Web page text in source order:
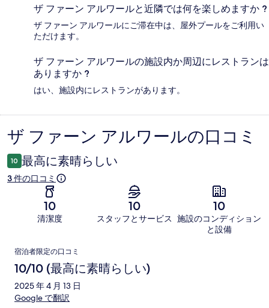
ザ ファーン アルワールと近隣では何を楽しめますか ?
ザ ファーン アルワールにご滞在中は、屋外プールをご利用い
ただけます。
ザ ファーン アルワールの施設内か周辺にレストランは
ありますか ?
はい、施設内にレストランがあります。
口
コ
ミ
ザ ファーン アルワールの口コミ
10 最高に素晴らしい
3 件の口コミ
10
清潔度
10
スタッフとサービス
10
施設のコンディション
と設備
口
コ
ミ
宿泊者限定の口コミ
10/10 (最高に素晴らしい)
2025 年 4 月 13 日
Google で翻訳